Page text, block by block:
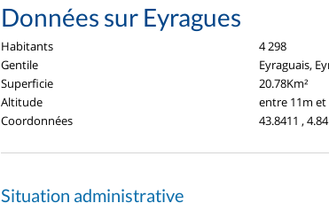
Données sur Eyragues
Habitants
4 298
Gentile
Eyraguais,
Superficie
20.78Km²
Altitude
entre 11m et
Coordonnées
43.8411 ,
Situation administrative